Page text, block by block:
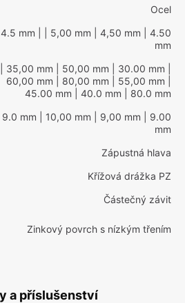
Ocel
4.5 mm | 5,00 mm | 4,50 mm | 4.50
mm
| 35,00 mm | 50,00 mm | 30.00 mm
60,00 mm | 80,00 mm | 55,00 mm
45.00 mm | 40.0 mm | 80.0 mm
| 9.0 mm | 10,00 mm | 9,00 mm | 9.00
mm
Zápustná hlava
Křížová drážka PZ
Částečný závit
Zinkový povrch s nízkým třením
a příslušenství